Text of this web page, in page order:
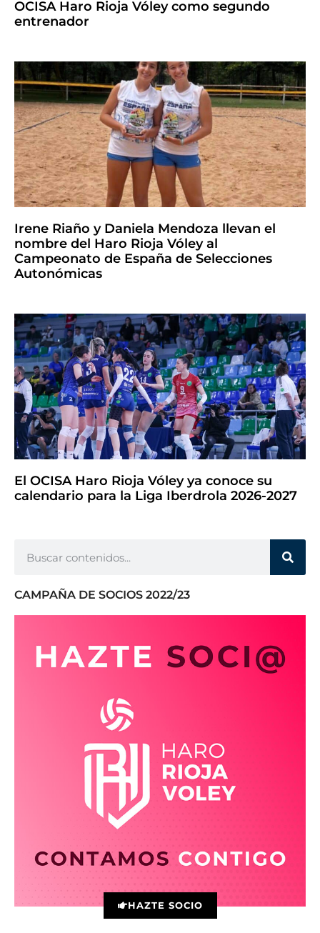
OCISA Haro Rioja Vóley como segundo
entrenador
Irene Riaño y Daniela Mendoza llevan el
nombre del Haro Rioja Vóley al
Campeonato de España de Selecciones
Autonómicas
El OCISA Haro Rioja Vóley ya conoce su
calendario para la Liga Iberdrola 2026-2027
CAMPAÑA DE SOCIOS 2022/23
HAZTE SOCIO